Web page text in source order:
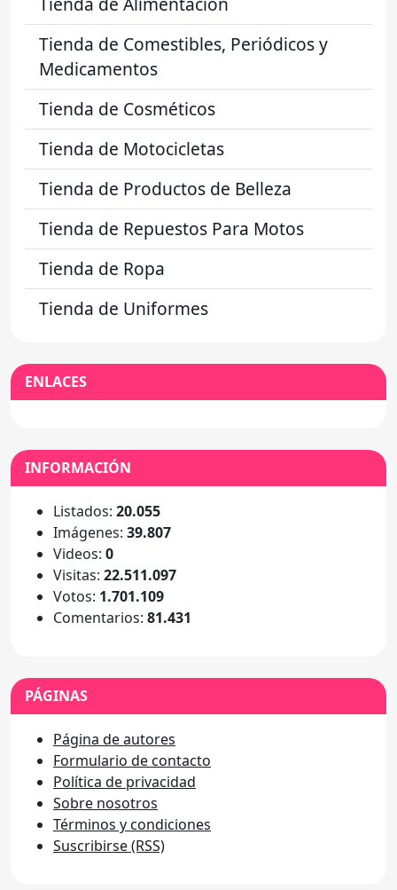
Tienda de Comestibles, Periódicos y
Medicamentos
Tienda de Cosméticos
Tienda de Motocicletas
Tienda de Productos de Belleza
Tienda de Repuestos Para Motos
Tienda de Ropa
Tienda de Uniformes
ENLACES
INFORMACIÓN
Listados: 20.055
Imágenes: 39.807
Videos: 0
Visitas: 22.511.097
Votos: 1.701.109
Comentarios: 81.431
PÁGINAS
Página de autores
Formulario de contacto
Política de privacidad
Sobre nosotros
Términos y condiciones
Suscribirse (RSS)